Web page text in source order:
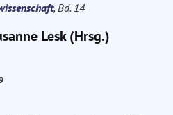
, Bd. 14
Lesk (Hrsg.)